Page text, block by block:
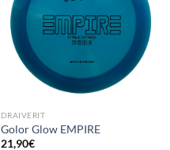
DRAIVERIT
Golor Glow EMPIRE
21,90€